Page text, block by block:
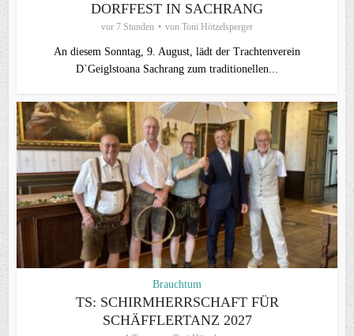
DORFFEST IN SACHRANG
vor 7 Stunden von Toni Hötzelsperger
An diesem Sonntag, 9. August, lädt der Trachtenverein
D`Geiglstoana Sachrang zum traditionellen...
Brauchtum
TS: SCHIRMHERRSCHAFT FÜR
SCHÄFFLERTANZ 2027